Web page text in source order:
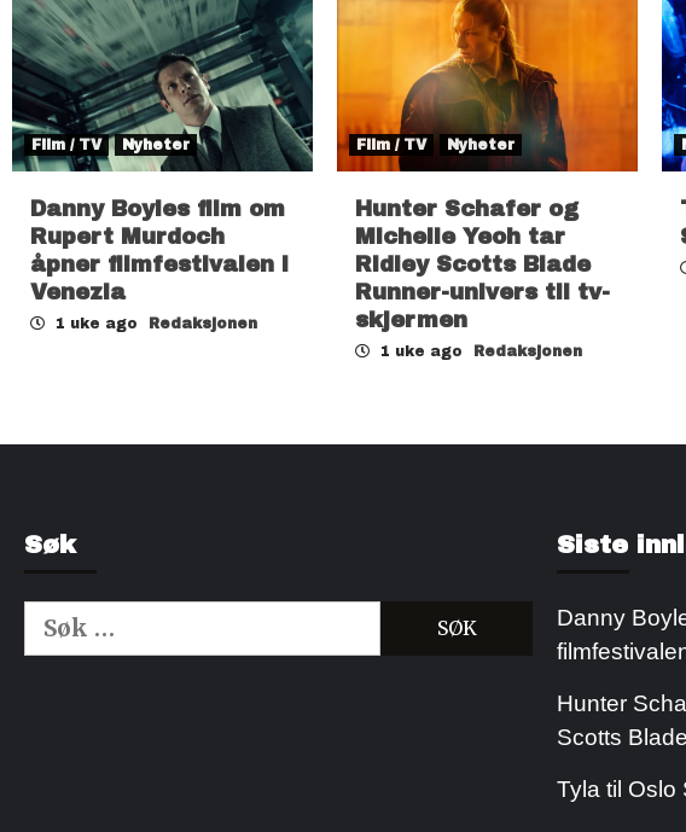
Film / TV Nyheter
Danny Boyles film om
Rupert Murdoch
åpner filmfestivalen i
Venezia
1 uke ago Redaksjonen
Film / TV Nyheter
Hunter Schafer og
Michelle Yeoh tar
Ridley Scotts Blade
Runner-univers til tv-
skjermen
1 uke ago Redaksjonen
Søk
Søk
etter:
Siste
Danny
Hunter
Scotts
Tyla til Oslo